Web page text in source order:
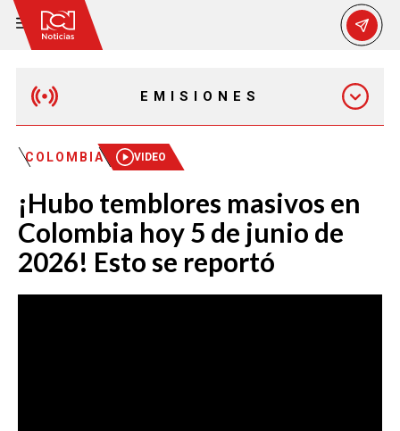
EMISIONES
MAÑANA EXPRESS
EMISIÓN 12:30 PM
EMISIÓN 7:00 PM
COLOMBIA VIDEO
¡Hubo temblores masivos en
Colombia hoy 5 de junio de
2026! Esto se reportó